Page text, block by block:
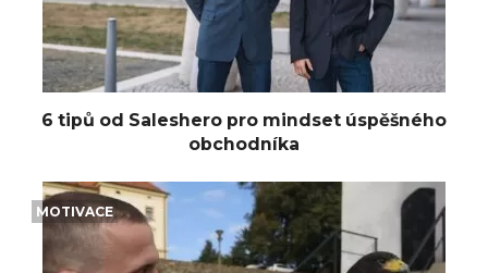
6 tipů od Saleshero pro mindset úspěšného
obchodníka
MOTIVACE